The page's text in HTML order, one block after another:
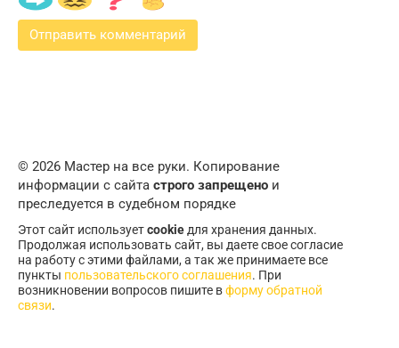
© 2026 Мастер на все руки. Копирование
информации с сайта строго запрещено и
преследуется в судебном порядке
Этот сайт используетcookieдля хранения данных.
Продолжая использовать сайт, вы даете свое согласие
на работу с этими файлами, а так же принимаете все
пункты пользовательского соглашения. При
возникновении вопросов пишите вформу обратной
связи.